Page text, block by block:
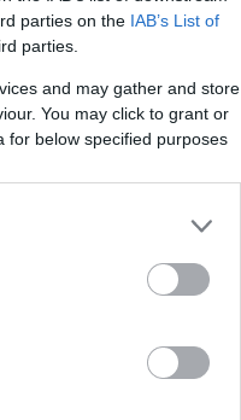
parties on the IAB’s List of
parties.
and may gather and store
You may click to grant or
for below specified purposes